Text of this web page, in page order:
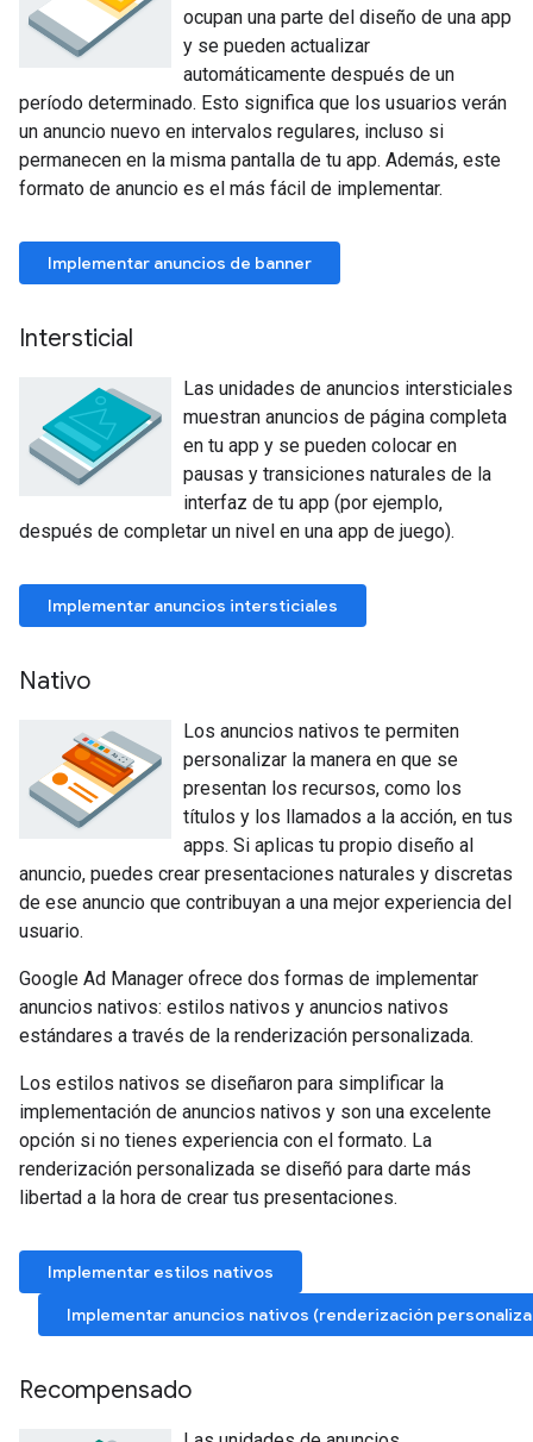
ocupan una parte del diseño de una app
y se pueden actualizar
automáticamente después de un
período determinado. Esto significa que los usuarios verán
un anuncio nuevo en intervalos regulares, incluso si
permanecen en la misma pantalla de tu app. Además, este
formato de anuncio es el más fácil de implementar.
Implementar anuncios de banner
Intersticial
Las unidades de anuncios intersticiales
muestran anuncios de página completa
en tu app y se pueden colocar en
pausas y transiciones naturales de la
interfaz de tu app (por ejemplo,
después de completar un nivel en una app de juego).
Implementar anuncios intersticiales
Nativo
Los anuncios nativos te permiten
personalizar la manera en que se
presentan los recursos, como los
títulos y los llamados a la acción, en tus
apps. Si aplicas tu propio diseño al
anuncio, puedes crear presentaciones naturales y discretas
de ese anuncio que contribuyan a una mejor experiencia del
usuario.
Google Ad Manager ofrece dos formas de implementar
anuncios nativos: estilos nativos y anuncios nativos
estándares a través de la renderización personalizada.
Los estilos nativos se diseñaron para simplificar la
implementación de anuncios nativos y son una excelente
opción si no tienes experiencia con el formato. La
renderización personalizada se diseñó para darte más
libertad a la hora de crear tus presentaciones.
Implementar estilos nativos
Implementar anuncios nativos (renderización
Recompensado